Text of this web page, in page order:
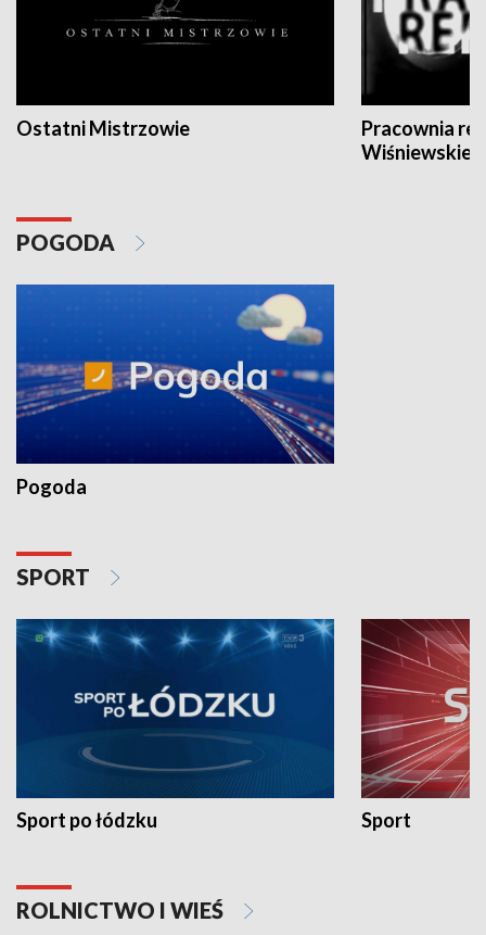
Ostatni Mistrzowie
Pracownia
POGODA
Pogoda
SPORT
Sport po łódzku Sport
ROLNICTWO I WIEŚ